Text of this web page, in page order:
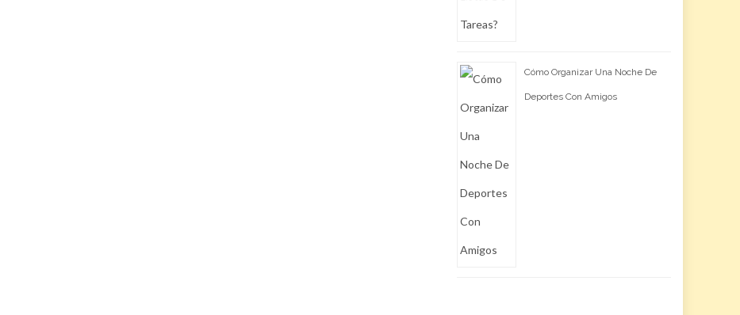
Cómo Organizar Una Noche De
Deportes Con Amigos